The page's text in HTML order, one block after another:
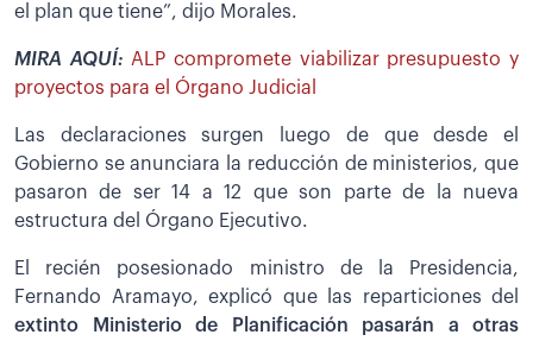
el plan que tiene”, dijo Morales.
MIRA AQUÍ:ALP compromete viabilizar presupuesto y
proyectos para el Órgano Judicial
Las declaraciones surgen luego de que desde el
Gobierno se anunciara la reducción de ministerios, que
pasaron de ser 14 a 12 que son parte de la nueva
estructura del Órgano Ejecutivo.
El recién posesionado ministro de la Presidencia,
Fernando Aramayo, explicó que las reparticiones del
extinto Ministerio de Planificación pasarán a otras